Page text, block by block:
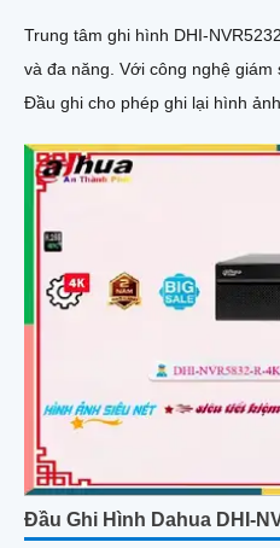
Trung tâm ghi hình DHI-
và đa năng. Với công nghệ giám sát ban đêm 32 MP ONVIF,
Đầu ghi cho phép ghi lại hình
Đầu Ghi Hình Dahua DHI-